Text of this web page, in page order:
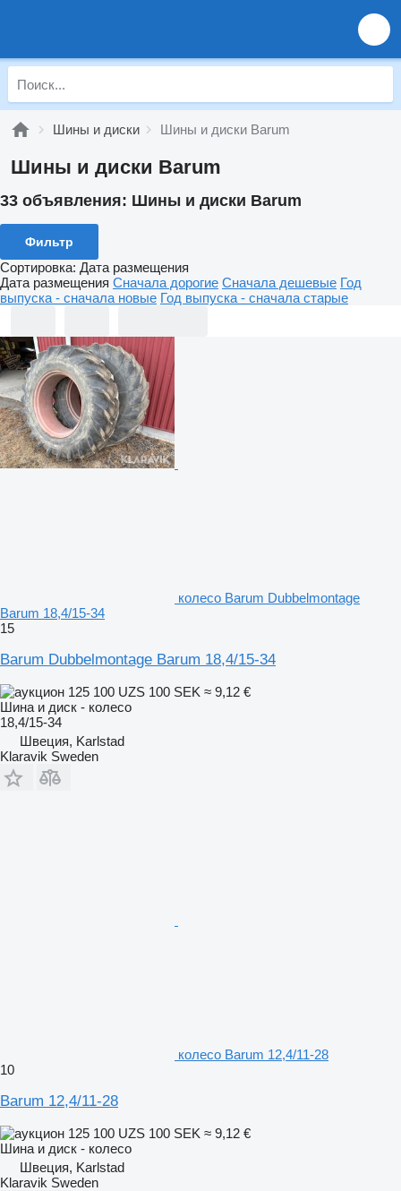
Шины и диски Шины и диски Barum
Шины и диски Barum
33 объявления: Шины и диски Barum
Фильтр
Сортировка: Дата размещения
Дата размещения Сначала дорогие Сначала дешевые Год
выпуска - сначала новые Год выпуска - сначала старые
колесо Barum Dubbelmontage
Barum 18,4/15-34
15
Barum Dubbelmontage Barum 18,4/15-34
125 100 UZS 100 SEK ≈ 9,12 €
Шина и диск - колесо
18,4/15-34
Швеция, Karlstad
Klaravik Sweden
колесо Barum 12,4/11-28
10
Barum 12,4/11-28
125 100 UZS 100 SEK ≈ 9,12 €
Шина и диск - колесо
Швеция, Karlstad
Klaravik Sweden